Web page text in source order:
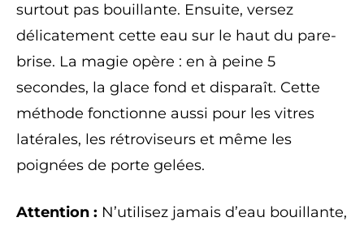
surtout pas bouillante. Ensuite, versez
délicatement cette eau sur le haut du pare-
brise. La magie opère : en à peine 5
secondes, la glace fond et disparaît. Cette
méthode fonctionne aussi pour les vitres
latérales, les rétroviseurs et même les
poignées de porte gelées.
Attention : N’utilisez jamais d’eau bouillante,